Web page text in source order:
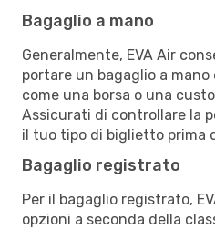
Bagaglio a mano
Generalmente, EVA Air
portare un bagaglio a
come una borsa o una
Assicurati di controllare la
il tuo tipo di biglietto prima
Bagaglio registrato
Per il bagaglio registrato,
opzioni a seconda della